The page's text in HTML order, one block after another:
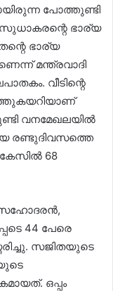
പോത്തുണ്ടി
ഭാര്യ
ഭാര്യ
മന്ത്രവാദി
വീടിന്റെ
വനമേഖലയിൽ
രണ്ടുദിവസത്തെ
68
സഹോദരൻ,
44 പേരെ
സജിതയുടെ
ഒപ്പം